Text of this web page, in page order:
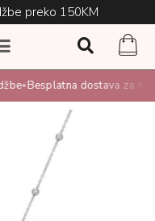
preko 150KM
•Besplatna dostava za